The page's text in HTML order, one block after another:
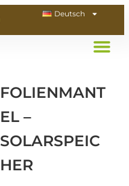
Deutsch
FOLIENMANT
EL –
SOLARSPEIC
HER